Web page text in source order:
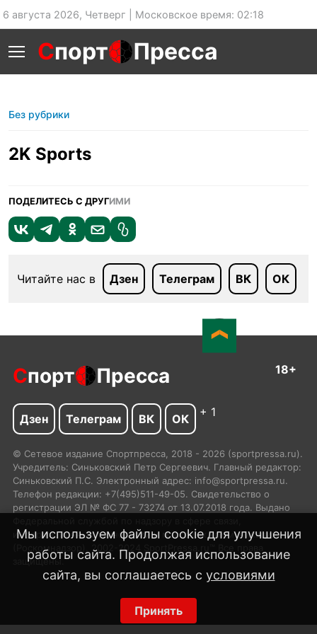
6 августа 2026, Четверг | Московское время: 02:18
Спорт Пресса
Без рубрики
2K Sports
ПОДЕЛИТЕСЬ С ДРУГИМИ
Читайте нас в Дзен Телеграм ВК ОК
Мы используем файлы cookie для улучшения
работы сайта. Продолжая использование
сайта, вы соглашаетесь с условиями
Принять
Спорт Пресса 18+
Дзен Телеграм ВК ОК + 1
© Сетевое издание Спортпресса, 2018 - 2026 (sportpressa.ru).
Учредитель: Синьковский Петр Сергеевич. Главный редактор:
Синьковский П.С. Электронный адрес: info@sportpressa.ru.
Телефон редакции: +7(495)511-49-05. Свидетельство о
регистрации ЭЛ № ФС 77 - 73274 от 13.07.2018 года. Выдано
информационных технологий и массовых коммуникаций
(Роскомнадзор). 2002-2024 SportPressa.ru™ Все права
защищены.